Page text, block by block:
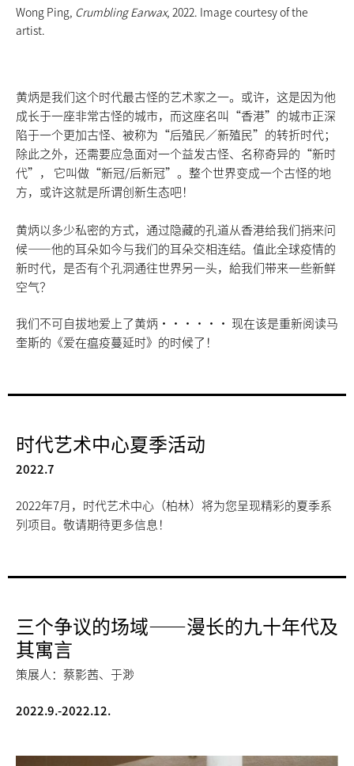
Wong Ping, Crumbling Earwax, 2022. Image courtesy of the
artist.
黄炳是我们这个时代最古怪的艺术家之一。或许，这是因为他
成长于一座非常古怪的城市，而这座名叫“香港”的城市正深
陷于一个更加古怪、被称为“后殖民／新殖民”的转折时代；
除此之外，还需要应急面对一个益发古怪、名称奇异的“新时
代”， 它叫做“新冠/后新冠”。整个世界变成一个古怪的地
方，或许这就是所谓创新生态吧！
黄炳以多少私密的方式，通过隐藏的孔道从香港给我们捎来问
候——他的耳朵如今与我们的耳朵交相连结。值此全球疫情的
新时代，是否有个孔洞通往世界另一头，給我们带来一些新鲜
空气？
我们不可自拔地爱上了黄炳······ 现在该是重新阅读马
奎斯的《爱在瘟疫蔓延时》的时候了！
时代艺术中心夏季活动
2022.7
2022年7月，时代艺术中心（柏林）将为您呈现精彩的夏季系
列项目。敬请期待更多信息！
三个争议的场域——漫长的九十年代及
其寓言
策展人：蔡影茜、于渺
2022.9.-2022.12.